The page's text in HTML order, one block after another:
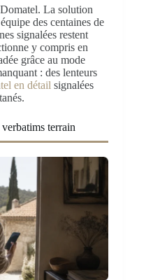
La solution
des centaines de
signalées restent
y compris en
grâce au mode
: des lenteurs
en détail signalées
terrain